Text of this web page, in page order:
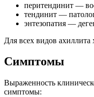
перитендинит —
тендинит —
энтезопатия —
Для всех видов ахиллита
Симптомы
Выраженность
симптомы: